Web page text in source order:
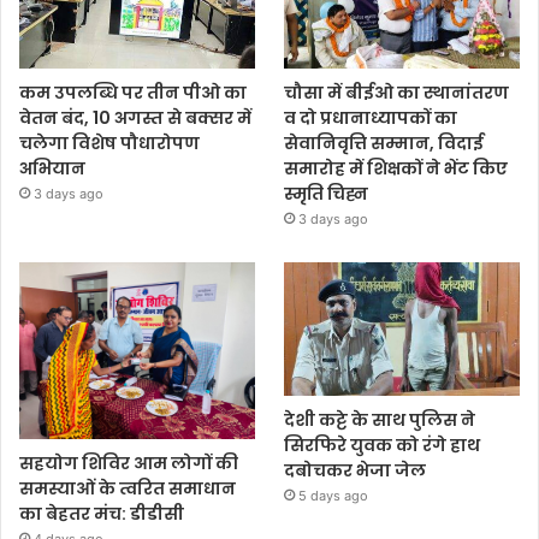
कम उपलब्धि पर तीन पीओ का
वेतन बंद, 10 अगस्त से बक्सर में
चलेगा विशेष पौधारोपण
अभियान
3 days ago
चौसा में बीईओ का स्थानांतरण
व दो प्रधानाध्यापकों का
सेवानिवृत्ति सम्मान, विदाई
समारोह में शिक्षकों ने भेंट किए
स्मृति चिह्न
3 days ago
सहयोग शिविर आम लोगों की
समस्याओं के त्वरित समाधान
का बेहतर मंच: डीडीसी
देशी कट्टे के साथ पुलिस ने
सिरफिरे युवक को रंगे हाथ
दबोचकर भेजा जेल
5 days ago